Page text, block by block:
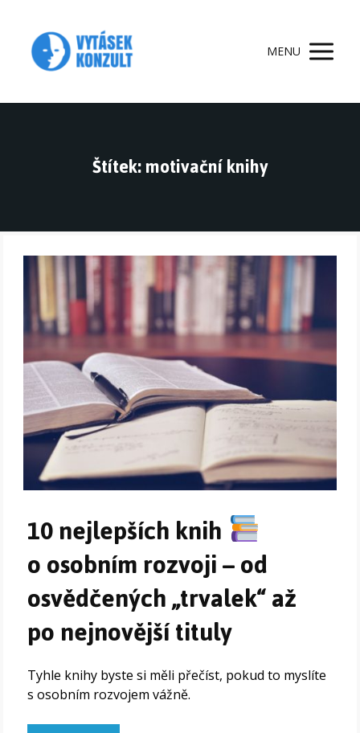
MENU
Štítek: motivační knihy
10 nejlepších knih
o osobním rozvoji – od
osvědčených „trvalek“ až
po nejnovější tituly
Tyhle knihy byste si měli přečíst, pokud to myslíte
s osobním rozvojem vážně.